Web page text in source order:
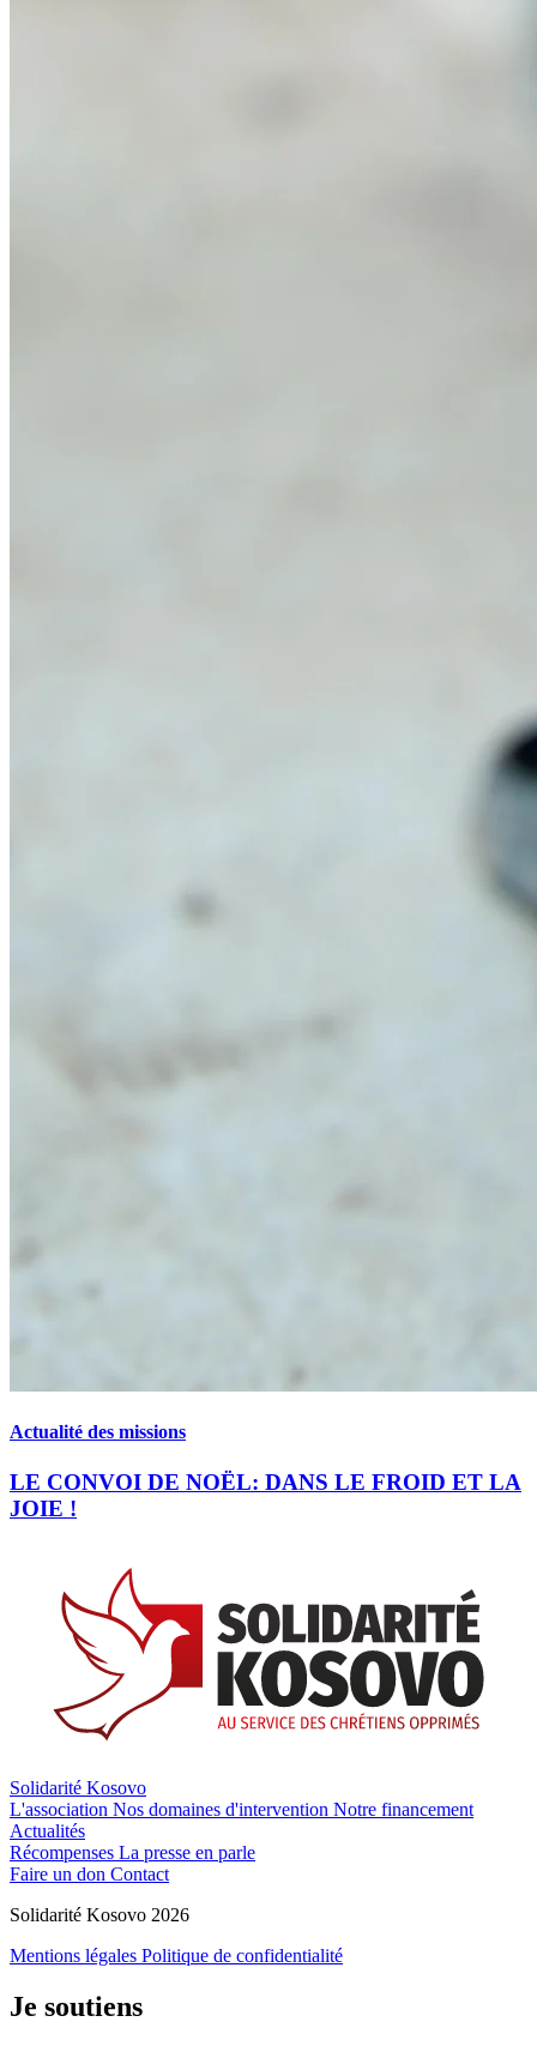
Actualité des missions
LE CONVOI DE NOËL: DANS LE FROID ET LA
JOIE !
Solidarité Kosovo
L'association Nos domaines d'intervention Notre financement
Actualités
Récompenses La presse en parle
Faire un don Contact
Solidarité Kosovo 2026
Mentions légales Politique de confidentialité
Je soutiens